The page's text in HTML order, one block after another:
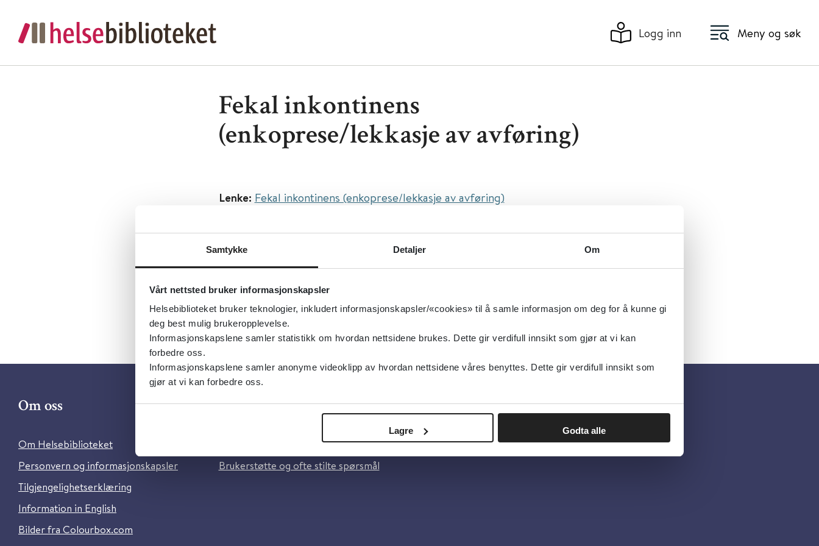
Samtykke Detaljer Om
Vårt nettsted bruker informasjonskapsler
Helsebiblioteket bruker teknologier, inkludert informasjonskapsler/«cookies» til å samle informasjon om deg for å kunne gi
deg best mulig brukeropplevelse.
Informasjonskapslene samler statistikk om hvordan nettsidene brukes. Dette gir verdifull innsikt som gjør at vi kan
forbedre oss.
Informasjonskapslene samler anonyme videoklipp av hvordan nettsidene våres benyttes. Dette gir verdifull innsikt som
gjør at vi kan forbedre oss.
Lagre Godta alle
Logg inn Meny og søk
Fekal inkontinens
(enkoprese/lekkasje av avføring)
Lenke: Fekal inkontinens (enkoprese/lekkasje av avføring)
Om oss
Om Helsebiblioteket
Personvern og informasjonskapsler
Tilgjengelighetserklæring
Information in English
Bilder fra Colourbox.com
Kontakt oss
Ansatte i Helsebiblioteket
Brukerstøtte og ofte stilte spørsmål